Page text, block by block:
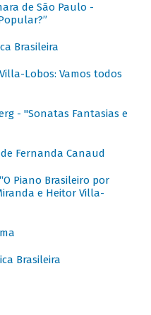
de São Paulo -
Brasileira
Lobos: Vamos todos
- "Sonatas Fantasias e
Fernanda Canaud
Piano Brasileiro por
e Heitor Villa-
Brasileira